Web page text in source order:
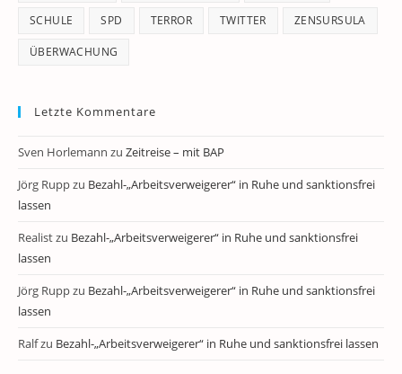
SCHULE SPD TERROR TWITTER ZENSURSULA
ÜBERWACHUNG
Letzte Kommentare
Sven Horlemann zu Zeitreise – mit BAP
Jörg Ruppzu Bezahl-„Arbeitsverweigerer“ in Ruhe und sanktionsfrei
lassen
Realistzu Bezahl-„Arbeitsverweigerer“ in Ruhe und sanktionsfrei
lassen
Jörg Ruppzu Bezahl-„Arbeitsverweigerer“ in Ruhe und sanktionsfrei
lassen
Ralfzu Bezahl-„Arbeitsverweigerer“ in Ruhe und sanktionsfrei lassen